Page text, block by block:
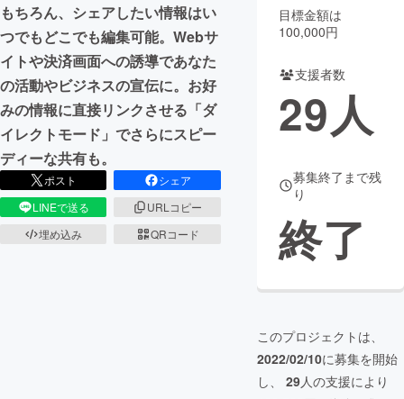
CAMPFIREふるさと納税machi-ya コミュニティ
もちろん、シェアしたい情報はい
つでもどこでも編集可能。Webサ
イトや決済画面への誘導であなた
の活動やビジネスの宣伝に。お好
みの情報に直接リンクさせる「ダ
イレクトモード」でさらにスピー
ディーな共有も。
ポスト
シェア
LINEで送る
URLコピー
埋め込み
QRコード
目標金額は
100,000円
支援者数
29人
募集終了まで残
り
終了
このプロジェクトは、
2022/02/10に募集を開始
し、 29人の支援により